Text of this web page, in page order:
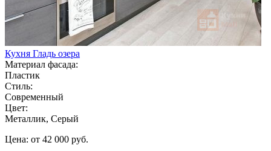
Кухня Гладь озера
Материал фасада:
Пластик
Стиль:
Современный
Цвет:
Металлик, Серый
Цена: от 42 000 руб.